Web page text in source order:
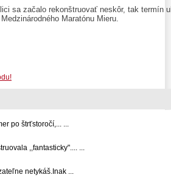
sa začalo rekonštruovať neskôr, tak termín
Maratónu Mieru.
po štrťstoročí,... ...
,,fantasticky".... ...
netykáš.Inak ...